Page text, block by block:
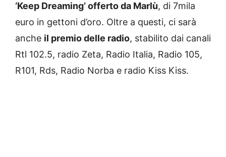
‘Keep Dreaming’ offerto da Marlù, di 7mila
euro in gettoni d’oro. Oltre a questi, ci sarà
anche il premio delle radio, stabilito dai canali
Rtl 102.5, radio Zeta, Radio Italia, Radio 105,
R101, Rds, Radio Norba e radio Kiss Kiss.